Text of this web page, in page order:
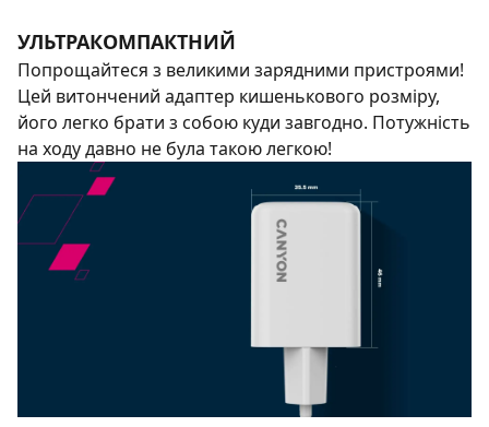
УЛЬТРАКОМПАКТНИЙ
Попрощайтеся з великими зарядними пристроями!
Цей витончений адаптер кишенькового розміру,
його легко брати з собою куди завгодно. Потужність
на ходу давно не була такою легкою!